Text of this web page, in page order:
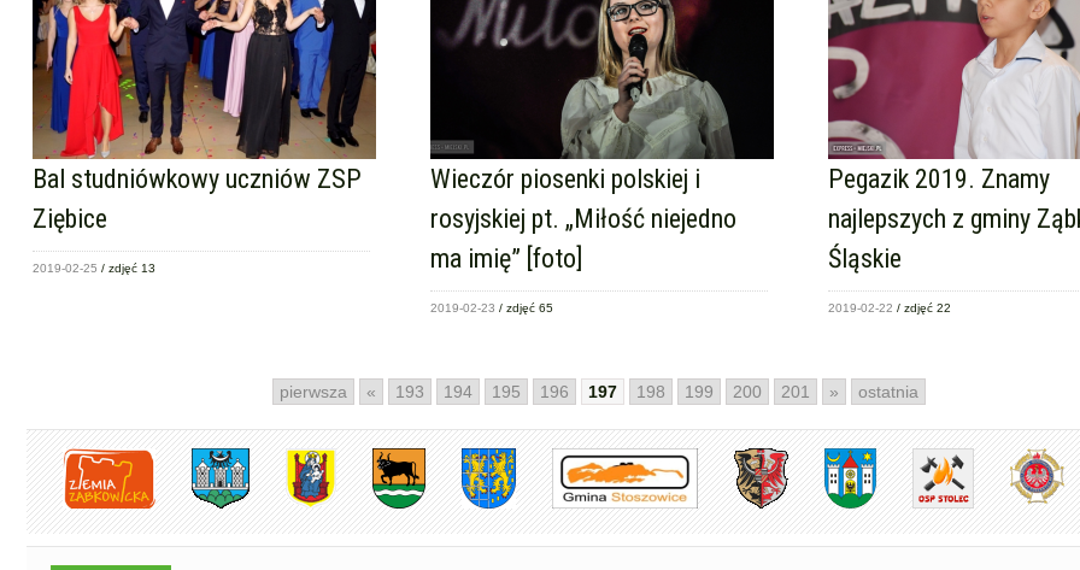
Bal studniówkowy uczniów ZSP
Ziębice
2019-02-25 / zdjęć 13
Wieczór piosenki polskiej i
rosyjskiej pt. „Miłość niejedno
ma imię” [foto]
2019-02-23 / zdjęć 65
Pegazik 2019. Znamy
najlepszych z gminy
Śląskie
2019-02-22 / zdjęć 22
pierwsza « 193 194 195 196 197 198 199 200 201 » ostatnia